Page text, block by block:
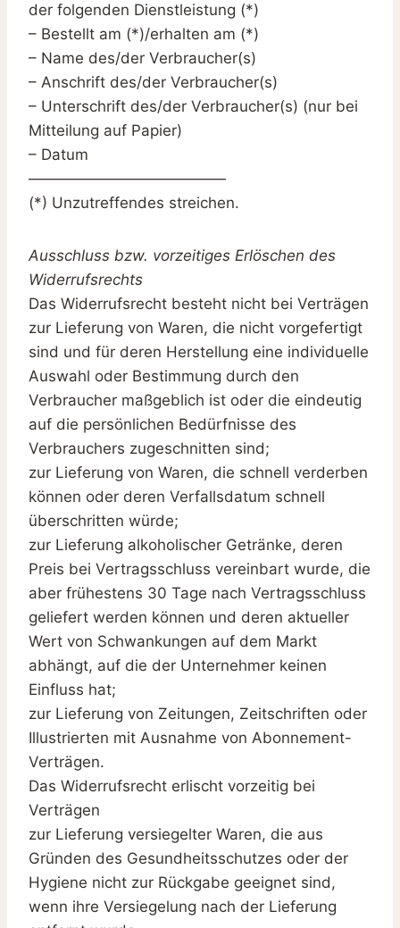
der folgenden Dienstleistung (*)
– Bestellt am (*)/erhalten am (*)
– Name des/der Verbraucher(s)
– Anschrift des/der Verbraucher(s)
– Unterschrift des/der Verbraucher(s) (nur bei
Mitteilung auf Papier)
– Datum
—————————————
(*) Unzutreffendes streichen.
Ausschluss bzw. vorzeitiges Erlöschen des
Widerrufsrechts
Das Widerrufsrecht besteht nicht bei Verträgen
zur Lieferung von Waren, die nicht vorgefertigt
sind und für deren Herstellung eine individuelle
Auswahl oder Bestimmung durch den
Verbraucher maßgeblich ist oder die eindeutig
auf die persönlichen Bedürfnisse des
Verbrauchers zugeschnitten sind;
zur Lieferung von Waren, die schnell verderben
können oder deren Verfallsdatum schnell
überschritten würde;
zur Lieferung alkoholischer Getränke, deren
Preis bei Vertragsschluss vereinbart wurde, die
aber frühestens 30 Tage nach Vertragsschluss
geliefert werden können und deren aktueller
Wert von Schwankungen auf dem Markt
abhängt, auf die der Unternehmer keinen
Einfluss hat;
zur Lieferung von Zeitungen, Zeitschriften oder
Illustrierten mit Ausnahme von Abonnement-
Verträgen.
Das Widerrufsrecht erlischt vorzeitig bei
Verträgen
zur Lieferung versiegelter Waren, die aus
Gründen des Gesundheitsschutzes oder der
Hygiene nicht zur Rückgabe geeignet sind,
wenn ihre Versiegelung nach der Lieferung